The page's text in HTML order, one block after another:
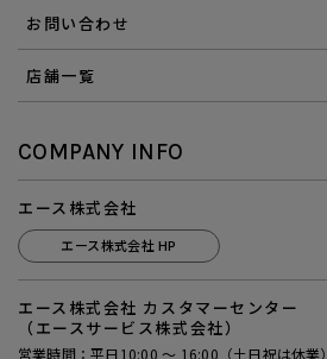
お問い合わせ
店舗一覧
COMPANY INFO
エース株式会社
エース株式会社 HP
エース株式会社 カスタマーセンター
（エースサービス株式会社）
営業時間：平日10:00 ～ 16:00（土日祝は休業）